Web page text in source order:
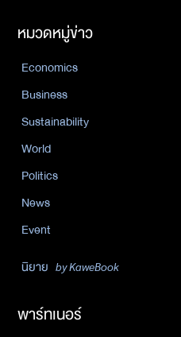
หมวดหมู่ข่าว
Economics
Business
Sustainability
World
Politics
News
Event
นิยาย by KaweBook
พาร์ทเนอร์